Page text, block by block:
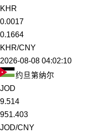
KHR
0.0017
0.1664
KHR/CNY
2026-08-08 04:02:10
约旦第纳尔
JOD
9.514
951.403
JOD/CNY